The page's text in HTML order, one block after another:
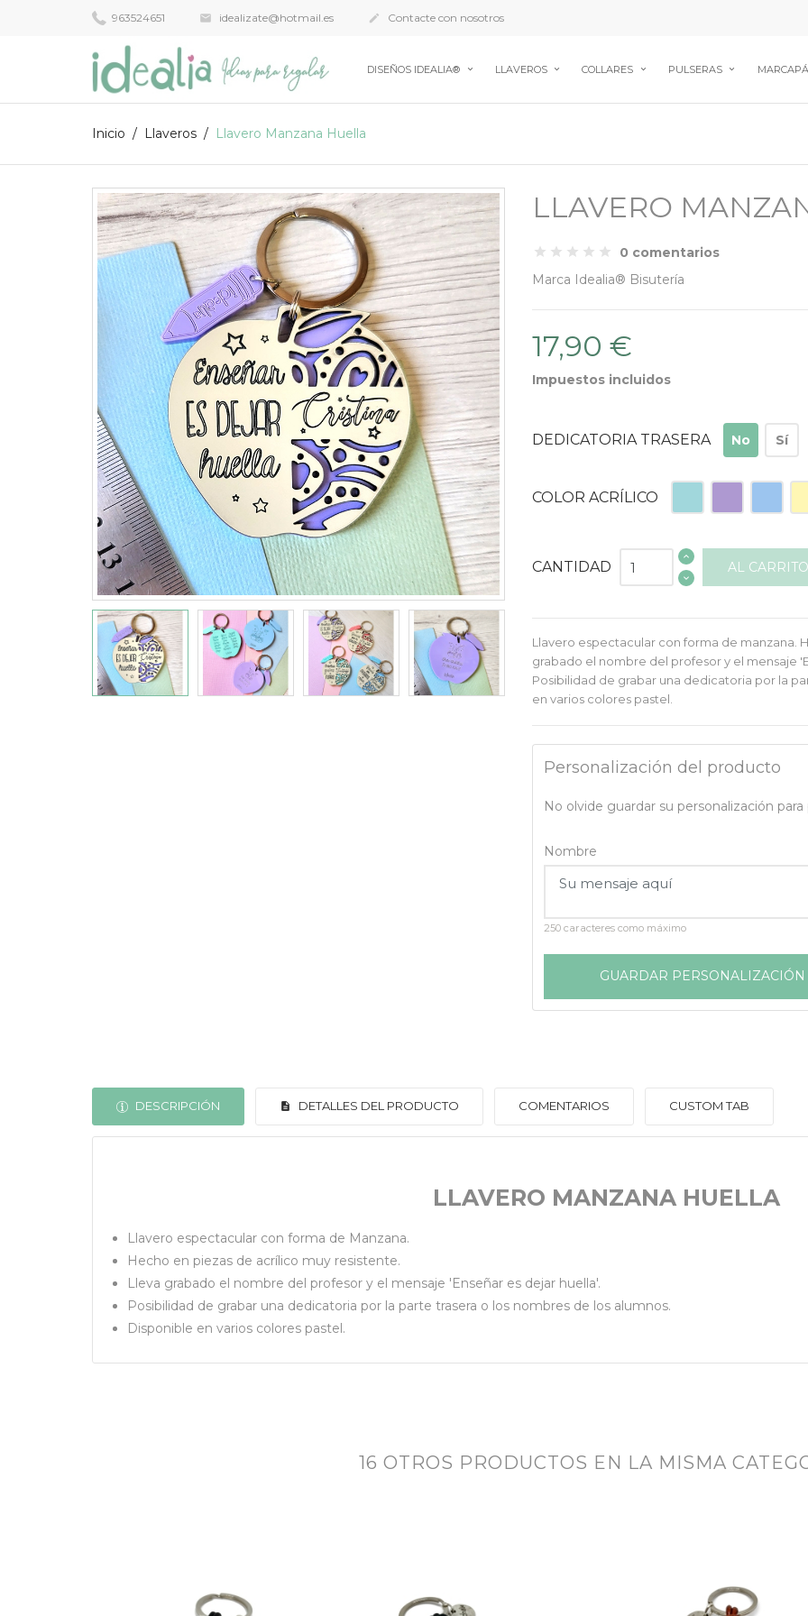
963524651  idealizate@hotmail.es  Contacte con nosotros
DISEÑOS IDEALIA® LLAVEROS COLLARES PULSERAS
Inicio Llaveros Llavero Manzana Huella
LLAVERO
0 comentarios
Marca Idealia® Bisutería
17,90 €
Impuestos incluidos
DEDICATORIA TRASERA No Sí
COLOR ACRÍLICO
CANTIDAD AL CARRITO
Llavero espectacular con forma de manzana.
grabado el nombre del profesor y el mensaje
Posibilidad de grabar una dedicatoria por la
en varios colores pastel.
Personalización del producto
No olvide guardar su personalización
Nombre
250 caracteres como máximo
GUARDAR PERSONALIZACIÓN
DESCRIPCIÓN DETALLES DEL PRODUCTO COMENTARIOS CUSTOM TAB
LLAVERO MANZANA HUELLA
Llavero espectacular con forma de Manzana.
Hecho en piezas de acrílico muy resistente.
Lleva grabado el nombre del profesor y el mensaje 'Enseñar es dejar huella'.
Posibilidad de grabar una dedicatoria por la parte trasera o los nombres de los alumnos.
Disponible en varios colores pastel.
16 OTROS PRODUCTOS EN LA MISMA